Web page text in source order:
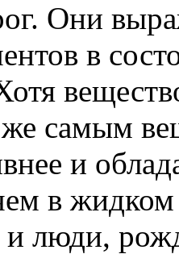
Они
в
же самым
и
в
и люди,